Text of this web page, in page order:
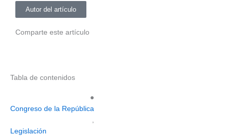
Autor del artículo
Comparte este artículo
Tabla de contenidos
●
Congreso de la República
,
Legislación